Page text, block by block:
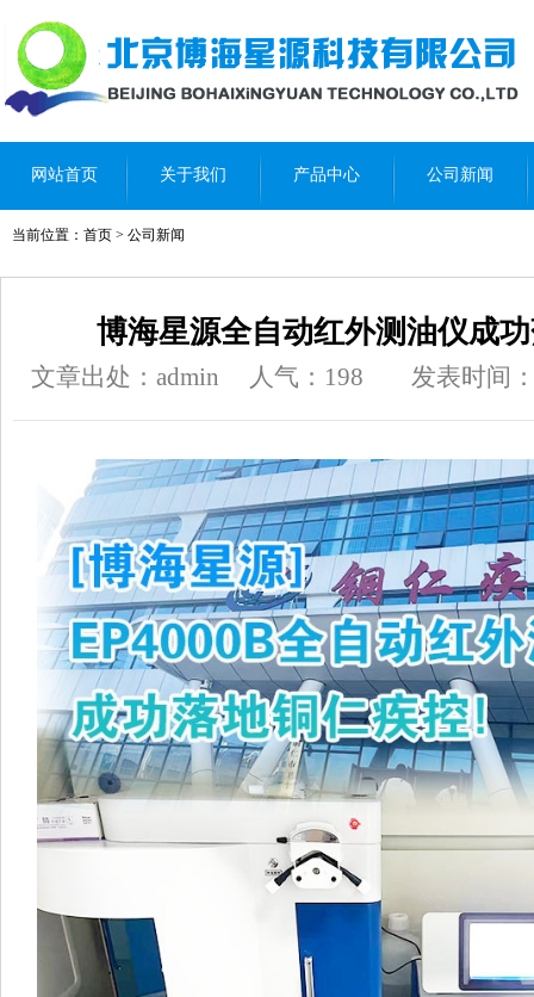
网站首页 关于我们 产品中心 公司新闻
当前位置： 首页 > 公司新闻
博海星源全自动红外测油仪成
文章出处：admin 人气： 198 发表时间